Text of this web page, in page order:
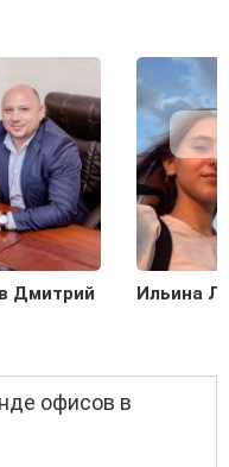
Дмитрий Ильина
офисов в